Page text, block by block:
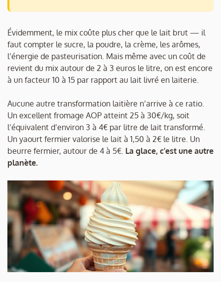
Évidemment, le mix coûte plus cher que le lait brut — il
faut compter le sucre, la poudre, la crème, les arômes,
l’énergie de pasteurisation. Mais même avec un coût de
revient du mix autour de 2 à 3 euros le litre, on est encore
à un facteur 10 à 15 par rapport au lait livré en laiterie.
Aucune autre transformation laitière n’arrive à ce ratio.
Un excellent fromage AOP atteint 25 à 30€/kg, soit
l’équivalent d’environ 3 à 4€ par litre de lait transformé.
Un yaourt fermier valorise le lait à 1,50 à 2€ le litre. Un
beurre fermier, autour de 4 à 5€. La glace, c’est une autre
planète.